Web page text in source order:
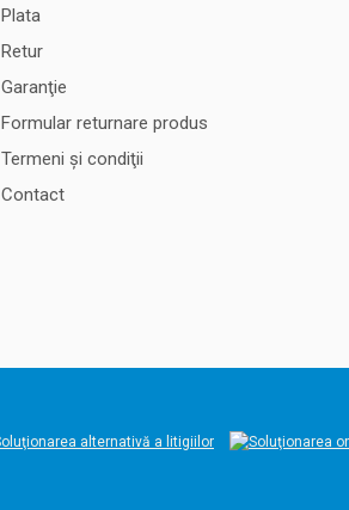
Plata
Retur
Garanţie
Formular returnare produs
Termeni şi condiţii
Contact